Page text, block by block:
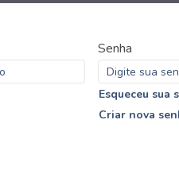
Senha
Esqueceu sua
Criar nova